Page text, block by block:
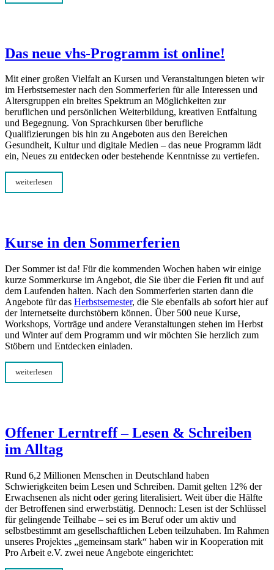
Das neue vhs-Programm ist online!
Mit einer großen Vielfalt an Kursen und Veranstaltungen bieten wir
im Herbstsemester nach den Sommerferien für alle Interessen und
Altersgruppen ein breites Spektrum an Möglichkeiten zur
beruflichen und persönlichen Weiterbildung, kreativen Entfaltung
und Begegnung. Von Sprachkursen über berufliche
Qualifizierungen bis hin zu Angeboten aus den Bereichen
Gesundheit, Kultur und digitale Medien – das neue Programm lädt
ein, Neues zu entdecken oder bestehende Kenntnisse zu vertiefen.
weiterlesen
Kurse in den Sommerferien
Der Sommer ist da! Für die kommenden Wochen haben wir einige
kurze Sommerkurse im Angebot, die Sie über die Ferien fit und auf
dem Laufenden halten. Nach den Sommerferien starten dann die
Angebote für das Herbstsemester, die Sie ebenfalls ab sofort hier auf
der Internetseite durchstöbern können. Über 500 neue Kurse,
Workshops, Vorträge und andere Veranstaltungen stehen im Herbst
und Winter auf dem Programm und wir möchten Sie herzlich zum
Stöbern und Entdecken einladen.
weiterlesen
Offener Lerntreff – Lesen & Schreiben
im Alltag
Rund 6,2 Millionen Menschen in Deutschland haben
Schwierigkeiten beim Lesen und Schreiben. Damit gelten 12% der
Erwachsenen als nicht oder gering literalisiert. Weit über die Hälfte
der Betroffenen sind erwerbstätig. Dennoch: Lesen ist der Schlüssel
für gelingende Teilhabe – sei es im Beruf oder um aktiv und
selbstbestimmt am gesellschaftlichen Leben teilzuhaben. Im Rahmen
unseres Projektes „gemeinsam stark“ haben wir in Kooperation mit
Pro Arbeit e.V. zwei neue Angebote eingerichtet: